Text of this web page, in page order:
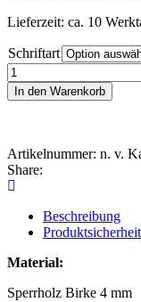
Lieferzeit: ca. 10
Schriftart
Eierbecher
personalisiert
Menge
In den Warenkorb
Artikelnummer: n. v.
Share:
Beschreibung
Produktsicherheit
Material:
Sperrholz Birke 4 mm